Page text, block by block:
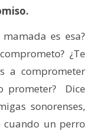
es esa?
¿Te
a comprometer
prometer? Dice
sonorenses,
un perro